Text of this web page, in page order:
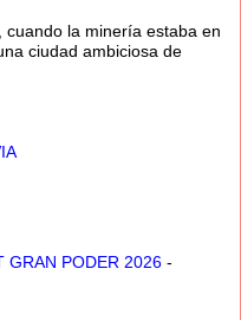
la minería estaba en
ciudad ambiciosa de
GRAN PODER 2026 -